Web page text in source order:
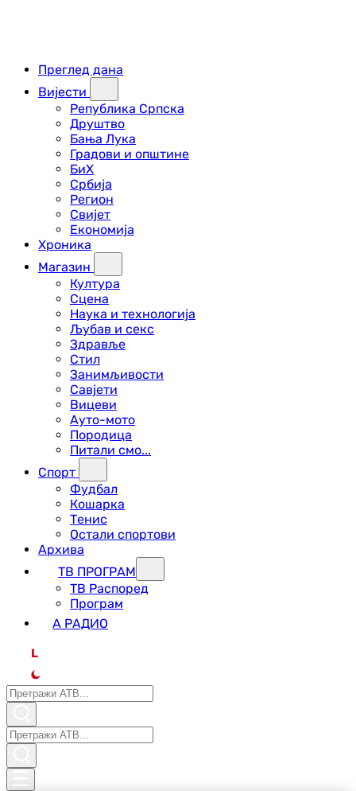
Преглед дана
Вијести
Република Српска
Друштво
Бања Лука
Градови и општине
БиХ
Србија
Регион
Свијет
Економија
Хроника
Магазин
Култура
Сцена
Наука и технологија
Љубав и секс
Здравље
Стил
Занимљивости
Савјети
Вицеви
Ауто-мото
Породица
Питали смо...
Спорт
Фудбал
Кошарка
Тенис
Остали спортови
Архива
ТВ ПРОГРАМ
ТВ Распоред
Програм
А РАДИО
L